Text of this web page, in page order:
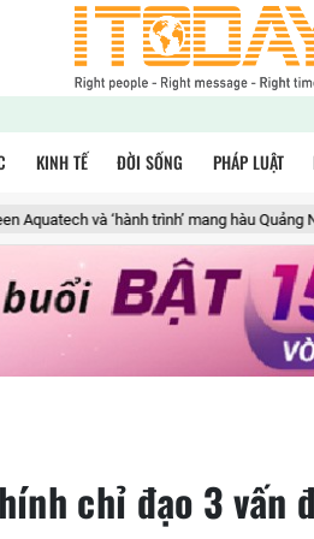
KINH TẾ ĐỜI SỐNG PHÁP LUẬT
‘hành trình’ mang hàu Quảng Ninh xuất
chỉ đạo 3 vấn